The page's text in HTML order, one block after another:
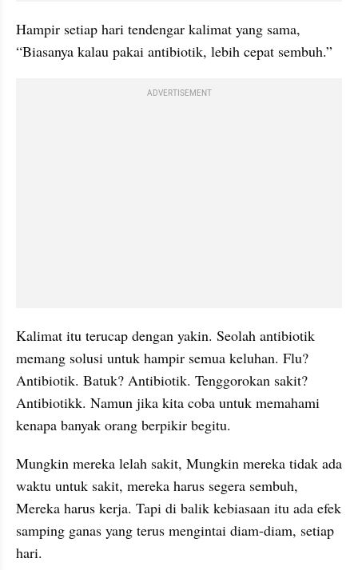
Hampir setiap hari tendengar kalimat yang sama,
“Biasanya kalau pakai antibiotik, lebih cepat sembuh.”
ADVERTISEMENT
Kalimat itu terucap dengan yakin. Seolah antibiotik
memang solusi untuk hampir semua keluhan. Flu?
Antibiotik. Batuk? Antibiotik. Tenggorokan sakit?
Antibiotikk. Namun jika kita coba untuk memahami
kenapa banyak orang berpikir begitu.
Mungkin mereka lelah sakit, Mungkin mereka tidak ada
waktu untuk sakit, mereka harus segera sembuh,
Mereka harus kerja. Tapi di balik kebiasaan itu ada efek
samping ganas yang terus mengintai diam-diam, setiap
hari.